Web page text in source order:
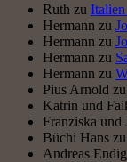
Ruth zu
Hermann zu
Hermann zu
Hermann zu
Hermann zu
Pius Arnold zu
Katrin und
Franziska und
Büchi Hans zu
Andreas Endig